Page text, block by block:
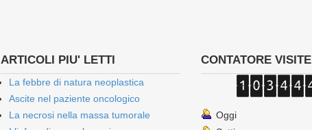
ARTICOLI PIU' LETTI
La febbre di natura neoplastica
Ascite nel paziente oncologico
La necrosi nella massa tumorale
CONTATORE VISITE
Oggi